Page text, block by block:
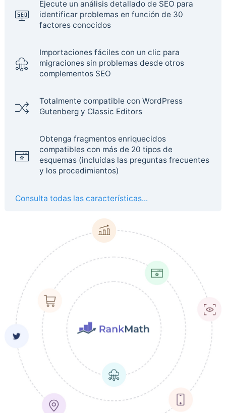
Ejecute un análisis detallado de SEO para
identificar problemas en función de 30
factores conocidos
Importaciones fáciles con un clic para
migraciones sin problemas desde otros
complementos SEO
Totalmente compatible con WordPress
Gutenberg y Classic Editors
Obtenga fragmentos enriquecidos
compatibles con más de 20 tipos de
esquemas (incluidas las preguntas frecuentes
y los procedimientos)
Consulta todas las características...